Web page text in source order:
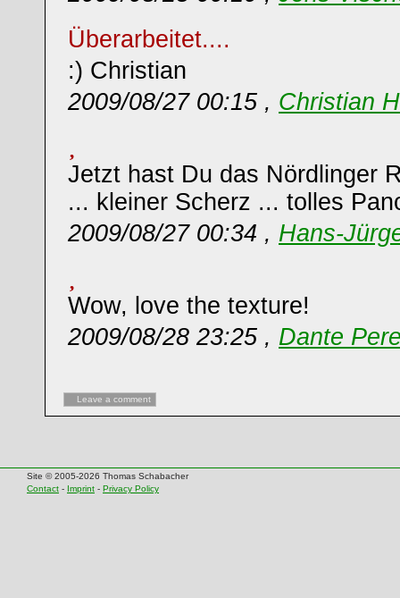
Überarbeitet....
:) Christian
2009/08/27 00:15 , Christian
Jetzt hast Du das Nördlinger
... kleiner Scherz ... tolles
2009/08/27 00:34 , Hans-
Wow, love the texture!
2009/08/28 23:25 , Dante
Leave a comment
Site © 2005-2026 Thomas Schabacher
Contact - Imprint - Privacy Policy